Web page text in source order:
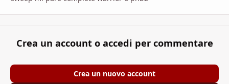
Crea un account o accedi per commentare
Crea un nuovo account